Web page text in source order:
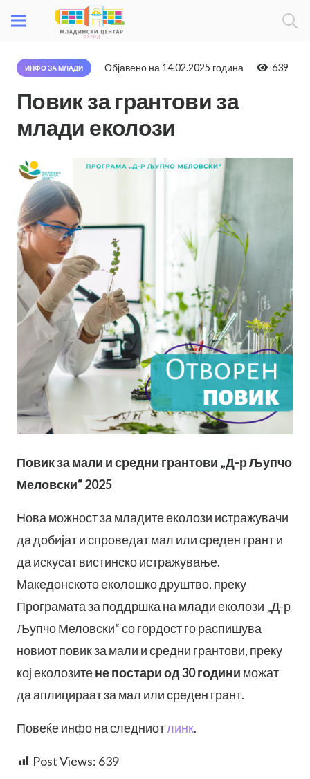
ИНФО ЗА МЛАДИ Објавено на 14.02.2025 година 639
Повик за грантови за
млади еколози
Повик за мали и средни грантови „Д-р Љупчо
Меловски“ 2025
Нова можност за младите еколози истражувачи
да добијат и спроведат мал или среден грант и
да искусат вистинско истражување.
Македонското еколошко друштво, преку
Програмата за поддршка на млади еколози „Д-р
Љупчо Меловски“ со гордост го распишува
новиот повик за мали и средни грантови, преку
кој еколозитене постари од 30 години можат
да аплицираат за мал или среден грант.
Повеќе инфо на следниотлинк.
Post Views: 639